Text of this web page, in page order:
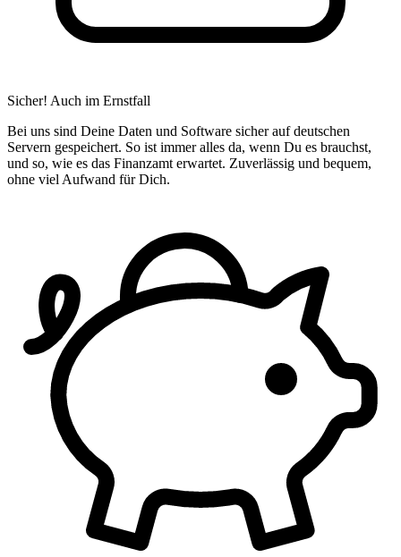
Sicher! Auch im Ernstfall
Bei uns sind Deine Daten und Software sicher auf deutschen
Servern gespeichert. So ist immer alles da, wenn Du es brauchst,
und so, wie es das Finanzamt erwartet. Zuverlässig und bequem,
ohne viel Aufwand für Dich.